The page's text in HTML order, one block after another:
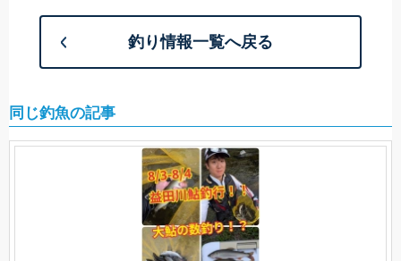
釣り情報一覧へ戻る
同じ釣魚の記事